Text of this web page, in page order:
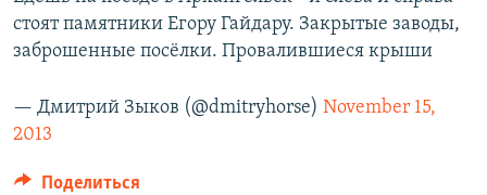
стоят памятники Егору Гайдару. Закрытые заводы,
заброшенные посёлки. Провалившиеся крыши
— Дмитрий Зыков (@dmitryhorse) November 15,
2013
Поделиться